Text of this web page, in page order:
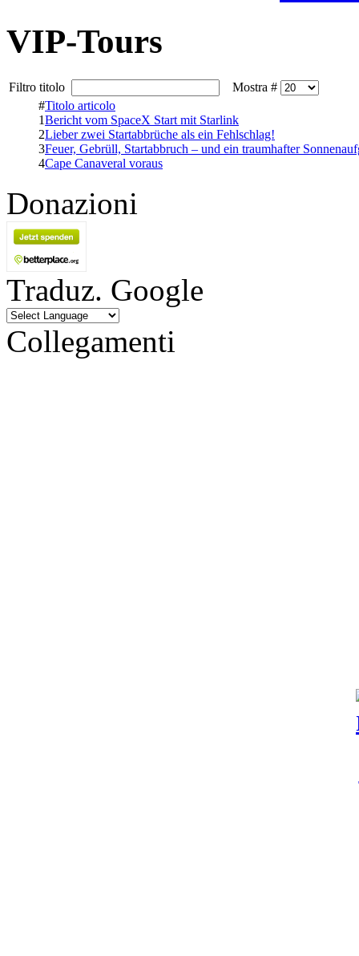
VIP-Tours
Filtro titolo
Mostra #
#Titolo articolo
1Bericht vom SpaceX Start mit Starlink
2Lieber zwei Startabbrüche als ein Fehlschlag!
3Feuer, Gebrüll, Startabbruch – und ein traumhafter
4Cape Canaveral voraus
Donazioni
Traduz. Google
Collegamenti